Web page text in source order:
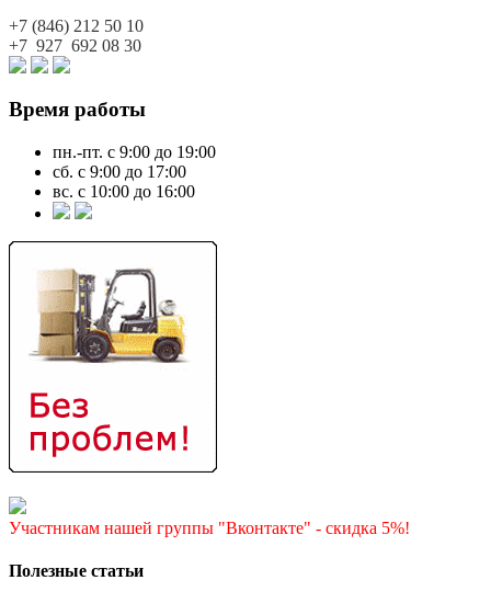
+7 (846) 212 50 10
+7 927 692 08 30
Время работы
пн.-пт. с 9:00 до 19:00
сб. с 9:00 до 17:00
вс. с 10:00 до 16:00
Участникам нашей группы "Вконтакте" - скидка 5%!
Полезные статьи